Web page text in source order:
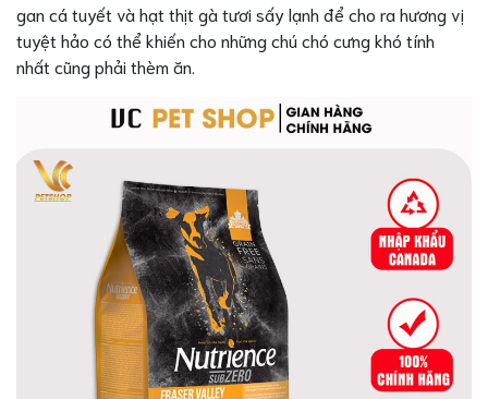
gan cá tuyết và hạt thịt gà tươi sấy lạnh để cho ra hương vị
tuyệt hảo có thể khiến cho những chú chó cưng khó tính
nhất cũng phải thèm ăn.